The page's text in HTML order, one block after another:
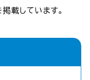
載しています。